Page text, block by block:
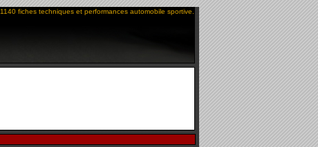
1140 fiches techniques et performances automobile sportive.